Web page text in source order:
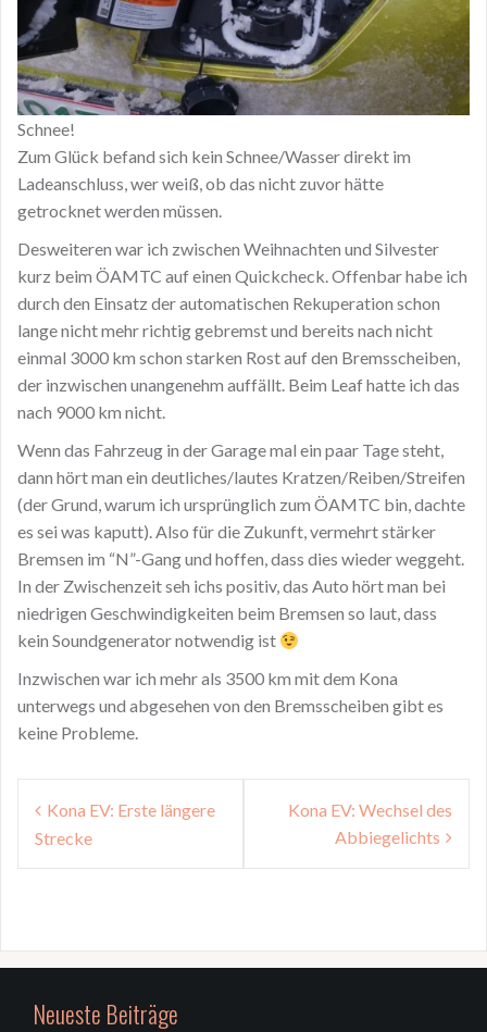
Schnee!
Zum Glück befand sich kein Schnee/Wasser direkt im
Ladeanschluss, wer weiß, ob das nicht zuvor hätte
getrocknet werden müssen.
Desweiteren war ich zwischen Weihnachten und Silvester
kurz beim ÖAMTC auf einen Quickcheck. Offenbar habe ich
durch den Einsatz der automatischen Rekuperation schon
lange nicht mehr richtig gebremst und bereits nach nicht
einmal 3000 km schon starken Rost auf den Bremsscheiben,
der inzwischen unangenehm auffällt. Beim Leaf hatte ich das
nach 9000 km nicht.
Wenn das Fahrzeug in der Garage mal ein paar Tage steht,
dann hört man ein deutliches/lautes Kratzen/Reiben/Streifen
(der Grund, warum ich ursprünglich zum ÖAMTC bin, dachte
es sei was kaputt). Also für die Zukunft, vermehrt stärker
Bremsen im “N”-Gang und hoffen, dass dies wieder weggeht.
In der Zwischenzeit seh ichs positiv, das Auto hört man bei
niedrigen Geschwindigkeiten beim Bremsen so laut, dass
kein Soundgenerator notwendig ist
Inzwischen war ich mehr als 3500 km mit dem Kona
unterwegs und abgesehen von den Bremsscheiben gibt es
keine Probleme.
Post
navigation
Kona EV: Erste längere
Strecke
Kona EV: Wechsel des
Abbiegelichts
Neueste Beiträge